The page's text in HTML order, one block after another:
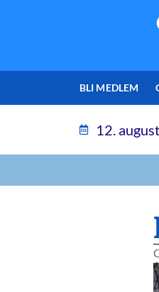
BLI MEDLEM
12.